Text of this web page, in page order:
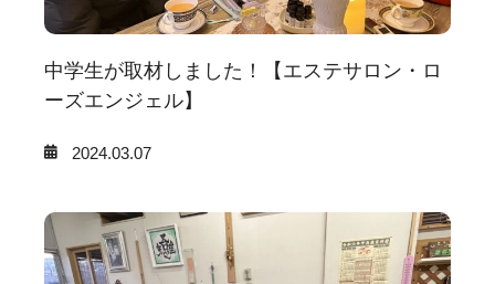
中学生が取材しました！【エステサロン・ロ
ーズエンジェル】
2024.03.07